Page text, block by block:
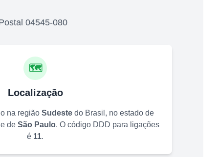
04545-080
🗺️
Localização
na região Sudeste do Brasil, no estado de
de São Paulo. O código DDD para ligações
é 11.